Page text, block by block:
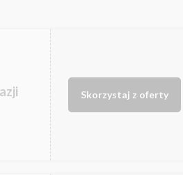
Skorzystaj z oferty